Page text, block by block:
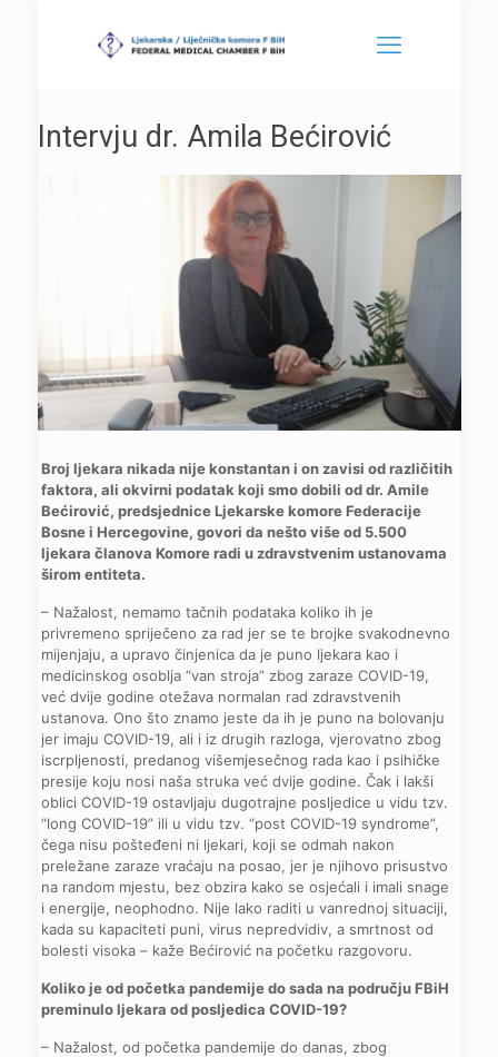
Intervju dr. Amila Bećirović
Broj ljekara nikada nije konstantan i on zavisi od različitih
faktora, ali okvirni podatak koji smo dobili od dr. Amile
Bećirović, predsjednice Ljekarske komore Federacije
Bosne i Hercegovine, govori da nešto više od 5.500
ljekara članova Komore radi u zdravstvenim ustanovama
širom entiteta.
– Nažalost, nemamo tačnih podataka koliko ih je
privremeno spriječeno za rad jer se te brojke svakodnevno
mijenjaju, a upravo činjenica da je puno ljekara kao i
medicinskog osoblja “van stroja” zbog zaraze COVID-19,
već dvije godine otežava normalan rad zdravstvenih
ustanova. Ono što znamo jeste da ih je puno na bolovanju
jer imaju COVID-19, ali i iz drugih razloga, vjerovatno zbog
iscrpljenosti, predanog višemjesečnog rada kao i psihičke
presije koju nosi naša struka već dvije godine. Čak i lakši
oblici COVID-19 ostavljaju dugotrajne posljedice u vidu tzv.
“long COVID-19” ili u vidu tzv. “post COVID-19 syndrome”,
čega nisu pošteđeni ni ljekari, koji se odmah nakon
preležane zaraze vraćaju na posao, jer je njihovo prisustvo
na random mjestu, bez obzira kako se osjećali i imali snage
i energije, neophodno. Nije lako raditi u vanrednoj situaciji,
kada su kapaciteti puni, virus nepredvidiv, a smrtnost od
bolesti visoka – kaže Bećirović na početku razgovoru.
Koliko je od početka pandemije do sada na području FBiH
preminulo ljekara od posljedica COVID-19?
– Nažalost, od početka pandemije do danas, zbog